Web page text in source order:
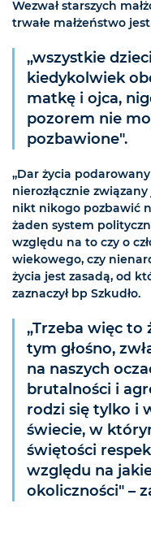
Wezwał starszych
trwałe małżeństwo
„wszystkie
kiedykolwiek
matkę i ojca,
pozorem nie
pozbawione".
„Dar życia
nierozłącznie
nikt nikogo pozbawić
żaden system
względu na to czy o
wiekowego, czy
życia jest zasadą, od
zaznaczył bp Szkudło.
„Trzeba więc to
tym głośno,
na naszych
brutalności i
rodzi się tylko i
świecie, w
świętości
względu na
okoliczności" –